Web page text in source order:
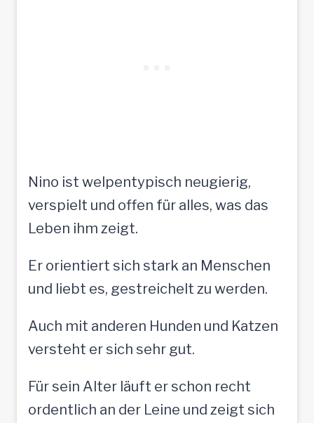
Nino ist welpentypisch neugierig,
verspielt und offen für alles, was das
Leben ihm zeigt.
Er orientiert sich stark an Menschen
und liebt es, gestreichelt zu werden.
Auch mit anderen Hunden und Katzen
versteht er sich sehr gut.
Für sein Alter läuft er schon recht
ordentlich an der Leine und zeigt sich